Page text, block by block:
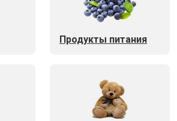
Продукты питания